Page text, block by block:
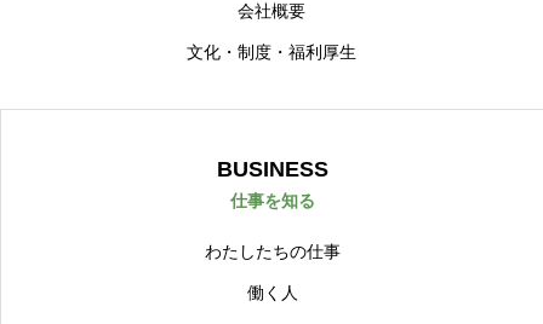
会社概要
文化・制度・福利厚生
BUSINESS
仕事を知る
わたしたちの仕事
働く人